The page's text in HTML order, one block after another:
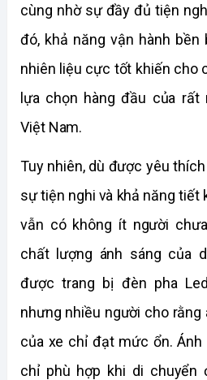
cùng nhờ sự đầy đủ tiện
đó, khả năng vận hành
nhiên liệu cực tốt khiến cho
lựa chọn hàng đầu của rất
Việt Nam.
Tuy nhiên, dù được yêu
sự tiện nghi và khả năng tiết
vẫn có không ít người
chất lượng ánh sáng của
được trang bị đèn pha
nhưng nhiều người cho rằng
của xe chỉ đạt mức ổn. Ánh
chỉ phù hợp khi di chuyển